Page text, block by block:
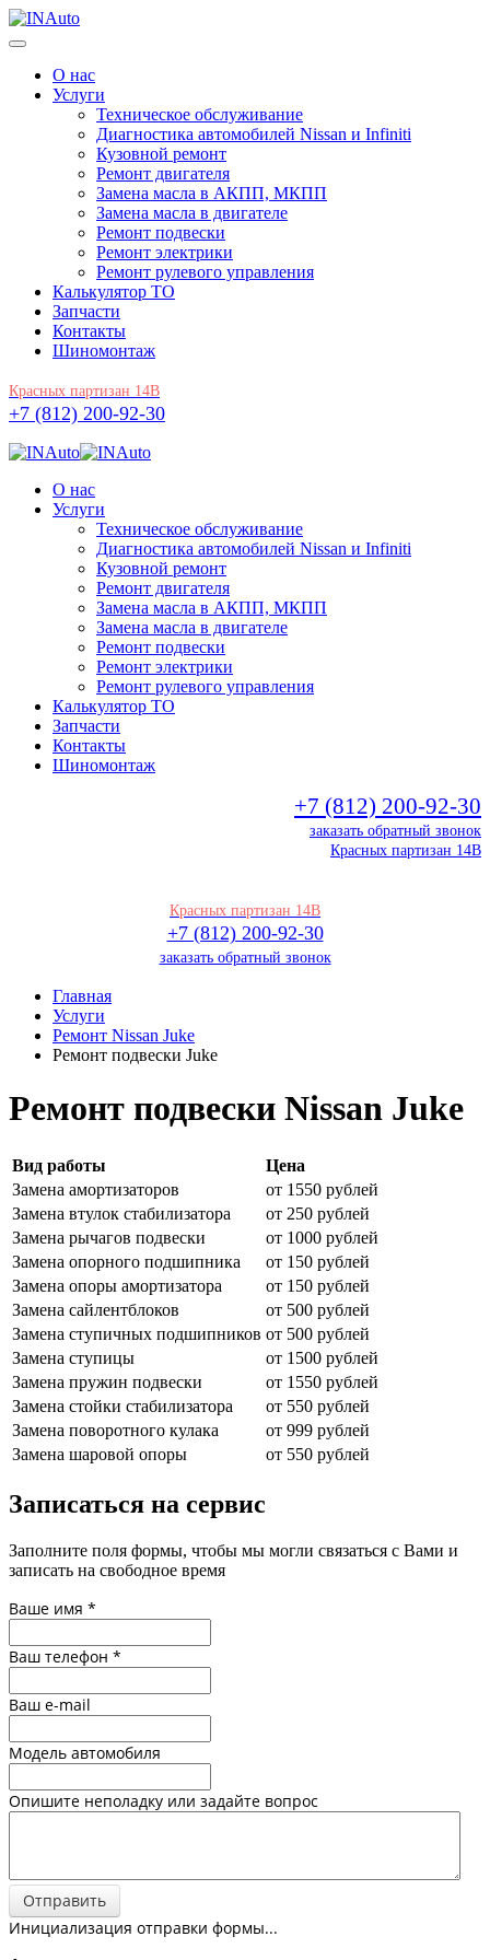
О нас
Услуги
Техническое обслуживание
Диагностика автомобилей Nissan и Infiniti
Кузовной ремонт
Ремонт двигателя
Замена масла в АКПП, МКПП
Замена масла в двигателе
Ремонт подвески
Ремонт электрики
Ремонт рулевого управления
Калькулятор ТО
Запчасти
Контакты
Шиномонтаж
Красных партизан 14В
+7 (812) 200-92-30
О нас
Услуги
Техническое обслуживание
Диагностика автомобилей Nissan и Infiniti
Кузовной ремонт
Ремонт двигателя
Замена масла в АКПП, МКПП
Замена масла в двигателе
Ремонт подвески
Ремонт электрики
Ремонт рулевого управления
Калькулятор ТО
Запчасти
Контакты
Шиномонтаж
+7 (812) 200-92-30
заказать обратный звонок
Красных партизан 14В
Красных партизан 14В
+7 (812) 200-92-30
заказать обратный звонок
Главная
Услуги
Ремонт Nissan Juke
Ремонт подвески Juke
Ремонт подвески Nissan Juke
Вид работы
Цена
Замена амортизаторов
от 1550 рублей
Замена втулок стабилизатора
от 250 рублей
Замена рычагов подвески
от 1000 рублей
Замена опорного подшипника
от 150 рублей
Замена опоры амортизатора
от 150 рублей
Замена сайлентблоков
от 500 рублей
Замена ступичных подшипников от 500 рублей
Замена ступицы
от 1500 рублей
Замена пружин подвески
от 1550 рублей
Замена стойки стабилизатора
от 550 рублей
Замена поворотного кулака
от 999 рублей
Замена шаровой опоры
от 550 рублей
Записаться на сервис
Заполните поля формы, чтобы мы могли связаться с Вами и
записать на свободное время
Ваше имя *
Ваш телефон *
Ваш e-mail
Модель автомобиля
Опишите неполадку или задайте вопрос
Отправить
Инициализация отправки формы...